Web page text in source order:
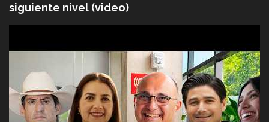
siguiente nivel (video)